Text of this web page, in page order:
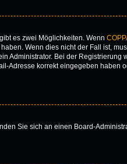
es zwei Möglichkeiten. Wenn
Wenn dies nicht der Fall ist,
Bei der Registrierung
Adresse korrekt eingegeben haben
Sie sich an einen Board-